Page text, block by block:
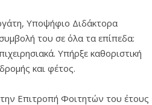
Υποψήφιο Διδάκτορα
του σε όλα τα επίπεδα:
Υπήρξε καθοριστική
και φέτος.
Επιτροπή Φοιτητών του έτους